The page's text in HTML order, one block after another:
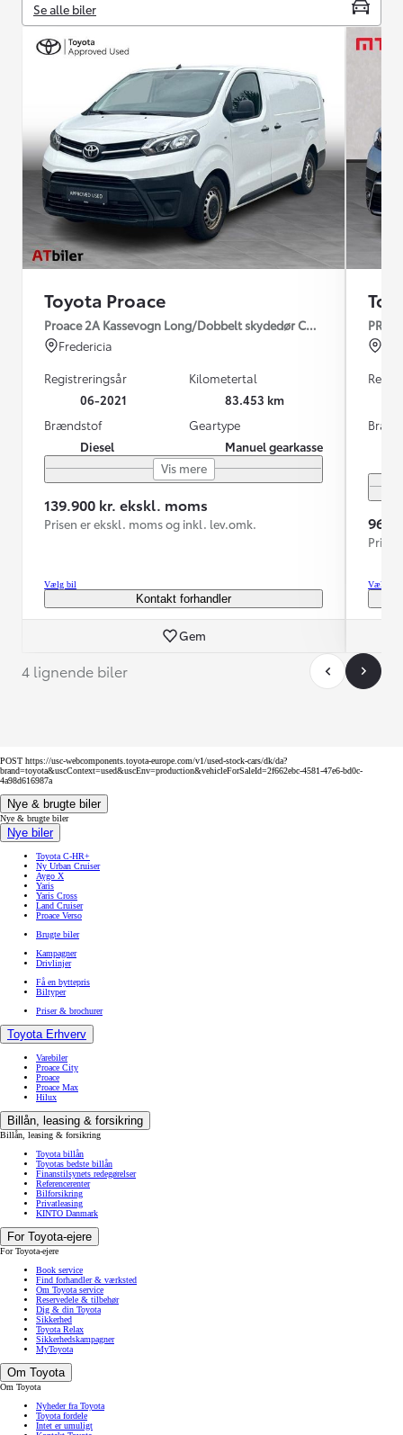
Se alle biler
Toyota Proace
Proace 2A Kassevogn Long/Dobbelt skydedør COMFORT 2.0
Fredericia
Registreringsår
06-2021
Kilometertal
83.453 km
Brændstof
Diesel
Geartype
Manuel gearkasse
Vis mere
139.900 kr. ekskl. moms
Prisen er ekskl. moms og inkl. lev.omk.
Vælg bil
Kontakt forhandler
Gem
Vælg bil
4 lignende biler
POST https://usc-webcomponents.toyota-europe.com/v1/used-stock-cars/dk/da?
brand=toyota&uscContext=used&uscEnv=production&vehicleForSaleId=2f662ebc-4581-47e6-bd0c-
4a98d616987a
Nye & brugte biler
Nye & brugte biler
Nye biler
Toyota C-HR+
Ny Urban Cruiser
Aygo X
Yaris
Yaris Cross
Land Cruiser
Proace Verso
Brugte biler
Kampagner
Drivlinjer
Få en byttepris
Biltyper
Priser & brochurer
Toyota Erhverv
Varebiler
Proace City
Proace
Proace Max
Hilux
Billån, leasing & forsikring
Billån, leasing & forsikring
Toyota billån
Toyotas bedste billån
Finanstilsynets redegørelser
Referencerenter
Bilforsikring
Privatleasing
KINTO Danmark
For Toyota-ejere
For Toyota-ejere
Book service
Find forhandler & værksted
Om Toyota service
Reservedele & tilbehør
Dig & din Toyota
Sikkerhed
Toyota Relax
Sikkerhedskampagner
MyToyota
Om Toyota
Om Toyota
Nyheder fra Toyota
Toyota fordele
Intet er umuligt